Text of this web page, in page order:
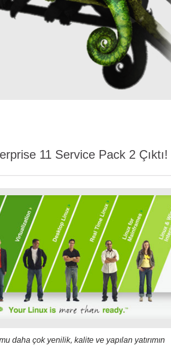
11 Service Pack 2 Çıktı!
daha çok yenilik, kalite ve yapılan yatırımın